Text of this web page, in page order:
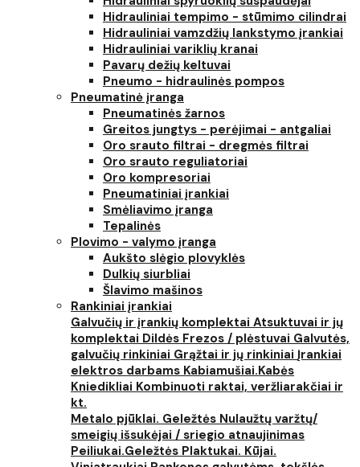
Hidrauliniai tempimo - stūmimo cilindrai
Hidrauliniai vamzdžių lankstymo įrankiai
Hidrauliniai variklių kranai
Pavarų dežių keltuvai
Pneumo - hidraulinės pompos
Pneumatinė įranga
Pneumatinės žarnos
Greitos jungtys - perėjimai - antgaliai
Oro srauto filtrai - dregmės filtrai
Oro srauto reguliatoriai
Oro kompresoriai
Pneumatiniai įrankiai
Smėliavimo įranga
Tepalinės
Plovimo - valymo įranga
Aukšto slėgio plovyklės
Dulkių siurbliai
Šlavimo mašinos
Rankiniai įrankiai
Galvučių ir įrankių komplektai Atsuktuvai ir jų
komplektai Dildės Frezos / plėstuvai Galvutės,
galvučių rinkiniai Grąžtai ir jų rinkiniai Įrankiai
elektros darbams Kabiamušiai.Kabės
Kniedikliai Kombinuoti raktai, veržliarakčiai ir
kt.
Metalo pjūklai. Geležtės Nulaužtų varžtų/
smeigių išsukėjai / sriegio atnaujinimas
Peiliukai.Geležtės Plaktukai. Kūjai.